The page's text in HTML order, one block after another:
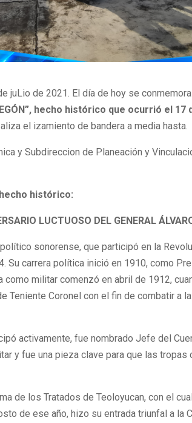
juLio de 2021. El día de hoy se conmemora
hecho histórico que ocurrió el
el izamiento de bandera a media hasta.
y Subdireccion de Planeación y
histórico:
LUCTUOSO DEL GENERAL
sonorense, que participó en la
Su carrera política inició en 1910, como
como militar comenzó en abril de 1912,
Teniente Coronel con el fin de combatir a
activamente, fue nombrado Jefe del
y fue una pieza clave para que las
de los Tratados de Teoloyucan, con el
de ese año, hizo su entrada triunfal a la